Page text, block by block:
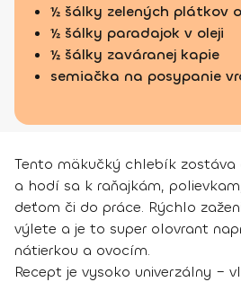
½ šálky zelených plátkov
½ šálky paradajok v oleji
½ šálky zaváranej kapie
semiačka na posypanie
Tento mäkučký chlebík
a hodí sa k raňajkám,
deťom či do práce. Rýchlo
výlete a je to super olovrant
nátierkou a ovocím.
Recept je vysoko univerzálny –